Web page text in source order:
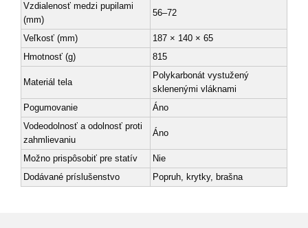
Vzdialenosť medzi pupilami
(mm)
56–72
Veľkosť (mm)
187 × 140 × 65
Hmotnosť (g)
815
Materiál tela
Polykarbonát vystužený
sklenenými vláknami
Pogumovanie
Áno
Vodeodolnosť a odolnosť proti
zahmlievaniu
Áno
Možno prispôsobiť pre statív
Nie
Dodávané príslušenstvo
Popruh, krytky, brašna